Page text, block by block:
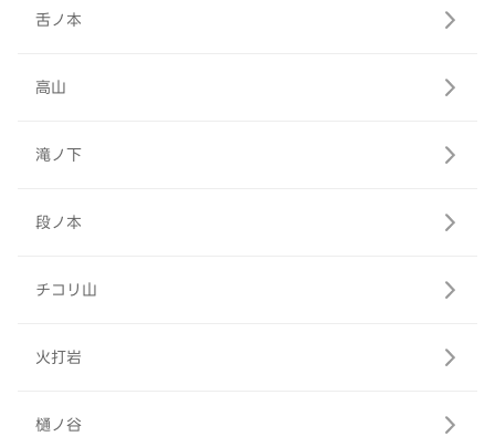
舌ノ本
高山
滝ノ下
段ノ本
チコリ山
火打岩
樋ノ谷